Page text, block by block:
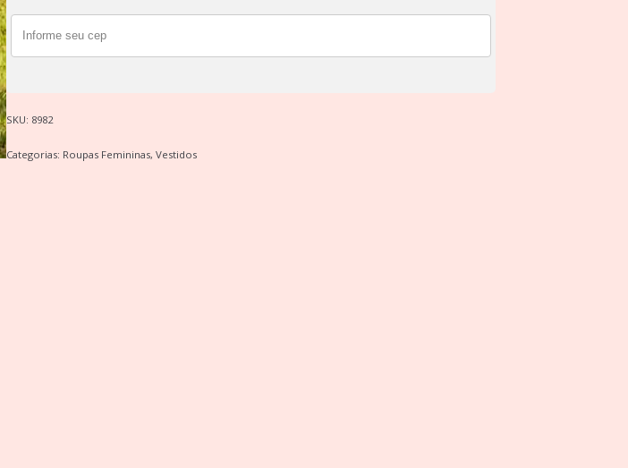
SKU: 8982
Categorias: Roupas Femininas,Vestidos